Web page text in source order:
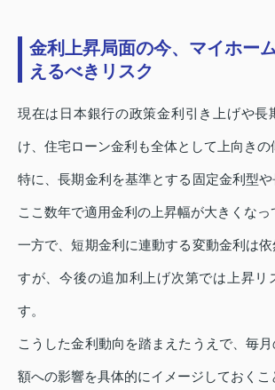
金利上昇局面の今、マイホー
えるべきリスク
現在は日本銀行の政策金利引き上げや長
け、住宅ローン金利も全体として上向きの
特に、長期金利を基準とする固定金利型や
ここ数年で適用金利の上昇幅が大きくなっ
一方で、短期金利に連動する変動金利は
すが、今後の追加利上げ次第では上昇リ
す。
こうした金利動向を踏まえたうえで、毎
額への影響を具体的にイメージしておくこ